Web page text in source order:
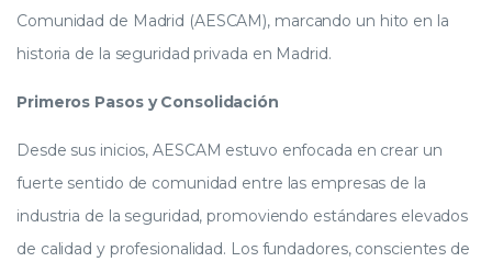
Comunidad de Madrid (AESCAM), marcando un hito en la
historia de la seguridad privada en Madrid.
Primeros Pasos y Consolidación
Desde sus inicios, AESCAM estuvo enfocada en crear un
fuerte sentido de comunidad entre las empresas de la
industria de la seguridad, promoviendo estándares elevados
de calidad y profesionalidad. Los fundadores, conscientes de